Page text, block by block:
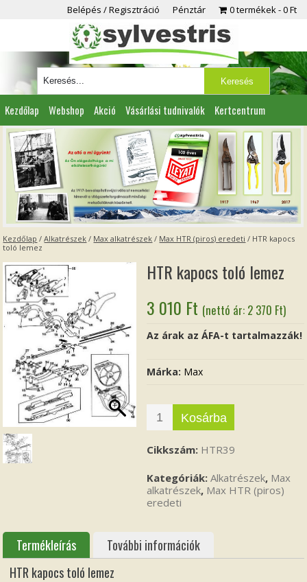
Belépés / Regisztráció Pénztár 0 termékek 0 Ft
Kezdőlap Webshop Akció Vásárlási tudnivalók Kertcentrum
Viszonteladóknak Partnereink Kapcsolat
Kezdőlap /Alkatrészek / Max alkatrészek / Max HTR (piros) eredeti / HTR kapocs
toló lemez
HTR kapocs toló lemez
3 010 Ft (nettó ár: 2 370 Ft)
Az árak az ÁFA-t tartalmazzák!
Márka: Max
Kosárba
Cikkszám: HTR39
Kategóriák:Alkatrészek, Max
alkatrészek, Max HTR (piros)
eredeti
Termékleírás
További információk
HTR kapocs toló lemez